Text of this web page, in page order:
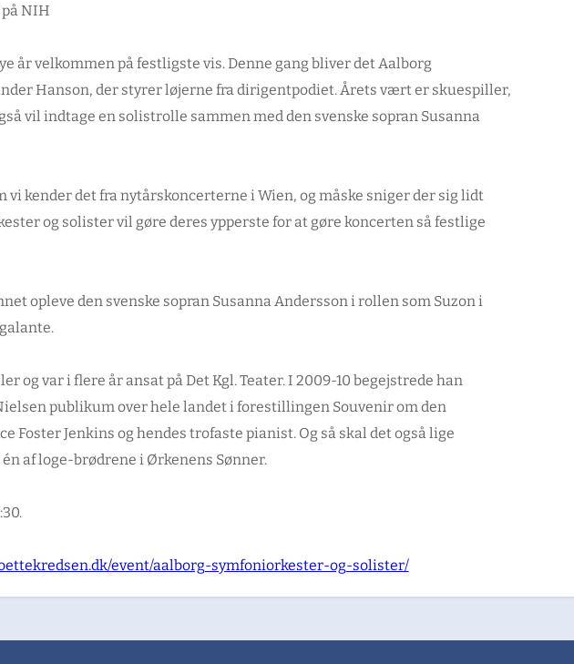
NIH
år velkommen på festligste vis. Denne gang bliver det Aalborg
Hanson, der styrer løjerne fra dirigentpodiet. Årets vært er skuespiller,
vil indtage en solistrolle sammen med den svenske sopran Susanna
kender det fra nytårskoncerterne i Wien, og måske sniger der sig lidt
og solister vil gøre deres ypperste for at gøre koncerten så festlige
opleve den svenske sopran Susanna Andersson i rollen som Suzon i
og var i flere år ansat på Det Kgl. Teater. I 2009-10 begejstrede han
publikum over hele landet i forestillingen Souvenir om den
Foster Jenkins og hendes trofaste pianist. Og så skal det også lige
af loge-brødrene i Ørkenens Sønner.
event/aalborg-symfoniorkester-og-solister/